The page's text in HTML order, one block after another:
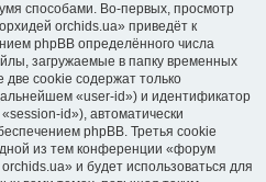
способами. Во-первых, просмотр
orchids.ua» приведёт к
phpBB определённого числа
загружаемые в папку временных
cookie содержат только
«user-id») и идентификатор
id»), автоматически
phpBB. Третья cookie
из тем конференции «форум
и будет использоваться для